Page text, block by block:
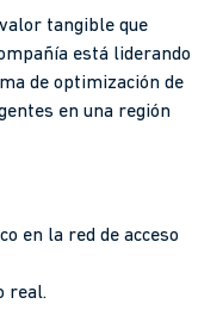
tangible que
está liderando
de optimización de
en una región
en la red de acceso
real.